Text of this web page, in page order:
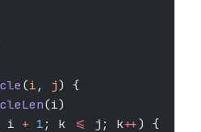
(i , j) {
(i)
i + 1 ; k <= j; k++) {